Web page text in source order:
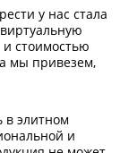
у нас стала
стоимостью
мы привезем,
в элитном
и